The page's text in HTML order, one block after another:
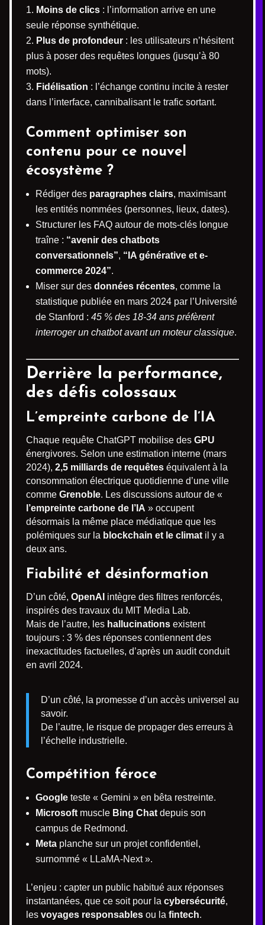
Moins de clics : l’information arrive en une
seule réponse synthétique.
Plus de profondeur : les utilisateurs n’hésitent
plus à poser des requêtes longues (jusqu’à 80
mots).
Fidélisation : l’échange continu incite à rester
dans l’interface, cannibalisant le trafic sortant.
Comment optimiser son
contenu pour ce nouvel
écosystème ?
Rédiger des paragraphes clairs, maximisant
les entités nommées (personnes, lieux, dates).
Structurer les FAQ autour de mots-clés longue
traîne : “avenir des chatbots
conversationnels”, “IA générative et e-
commerce 2024”.
Miser sur des données récentes, comme la
statistique publiée en mars 2024 par l’Université
de Stanford : 45 % des 18-34 ans préfèrent
interroger un chatbot avant un moteur classique.
Derrière la performance,
des défis colossaux
L’empreinte carbone de l’IA
Chaque requête ChatGPT mobilise des GPU
énergivores. Selon une estimation interne (mars
2024), 2,5 milliards de requêtes équivalent à la
consommation électrique quotidienne d’une ville
comme Grenoble. Les discussions autour de «
l’empreinte carbone de l’IA » occupent
désormais la même place médiatique que les
polémiques sur la blockchain et le climat il y a
deux ans.
Fiabilité et désinformation
D’un côté, OpenAI intègre des filtres renforcés,
inspirés des travaux du MIT Media Lab.
Mais de l’autre, les hallucinations existent
toujours : 3 % des réponses contiennent des
inexactitudes factuelles, d’après un audit conduit
en avril 2024.
D’un côté, la promesse d’un accès universel au
savoir.
De l’autre, le risque de propager des erreurs à
l’échelle industrielle.
Compétition féroce
Google teste « Gemini » en bêta restreinte.
Microsoft muscle Bing Chat depuis son
campus de Redmond.
Meta planche sur un projet confidentiel,
surnommé « LLaMA-Next ».
L’enjeu : capter un public habitué aux réponses
instantanées, que ce soit pour la cybersécurité,
les voyages responsables ou la fintech.